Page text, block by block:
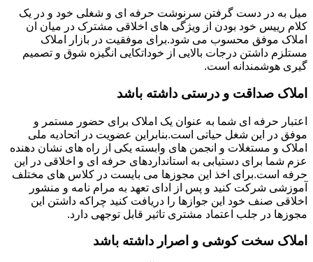
میل به در دست گرفتن سرنوشت حرفه ای و شغلی خود و در یک
کلام رییس خود بودن از ویژگی های اخلاقی مشترک در میان ان
املاک موفق محسوب می شود.برای موفقیت در بازار املاک
مستلزم داشتن درجات بالایی از خوداتکایی انگیزه شوق و تصمیم
گیری هوشمندانه است.
املاک صداقت و درستی داشته باشد
اعتبار حرفه ای شما به عنوان یک املاک برای حضور مستمر و
موفق در این شغل حیاتی است.بنابراین عضویت در اتحادیه ملی
املاک و مستغلات و انجمن های وابسته یکی از راه های نشان دهنده
عزم شما برای دستیابی به استانداردهای حرفه ای و اخلاقی در این
حرفه است.برای اخذ این مجوزها می بایست در کلاس های مختلف
آموزشی شرکت کنید و پس از ادای تعهد به مرام نامه و منشور
اخلاقی صنف خود این جوازها را دریافت کنید چراکه داشتن این
مجوزها در جلب اعتماد مشتری تاثیر قابل توجهی دارد.
املاک سخت کوشی و اصرار داشته باشد